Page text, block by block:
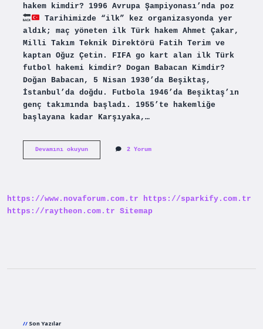
hakem kimdir? 1996 Avrupa Şampiyonası’nda poz
Tarihimizde “ilk” kez organizasyonda yer
aldık; maç yöneten ilk Türk hakem Ahmet Çakar,
Milli Takım Teknik Direktörü Fatih Terim ve
kaptan Oğuz Çetin. FIFA go kart alan ilk Türk
futbol hakemi kimdir? Dogan Babacan Kimdir?
Doğan Babacan, 5 Nisan 1930’da Beşiktaş,
İstanbul’da doğdu. Futbola 1946’da Beşiktaş’ın
genç takımında başladı. 1955’te hakemliğe
başlayana kadar Karşıyaka,…
Devamını okuyunTürkiyenin
2 Yorum
https://www.novaforum.com.tr
https://sparkify.com.tr
https://raytheon.com.tr Sitemap
Son Yazılar